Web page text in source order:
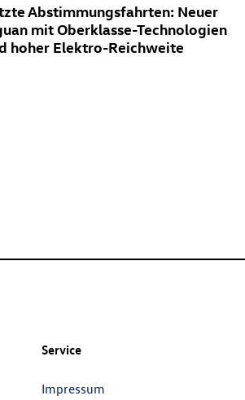
Abstimmungsfahrten: Neuer
mit Oberklasse-Technologien
hoher Elektro-Reichweite
Service
Impressum